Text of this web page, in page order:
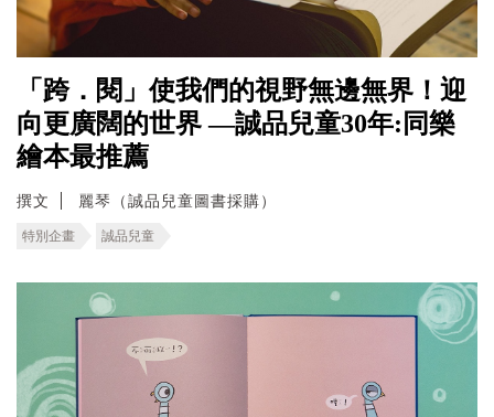
「跨．閱」使我們的視野無邊無界！迎
向更廣闊的世界 —誠品兒童30年:同樂
繪本最推薦
撰文 麗琴（誠品兒童圖書採購）
特別企畫 誠品兒童